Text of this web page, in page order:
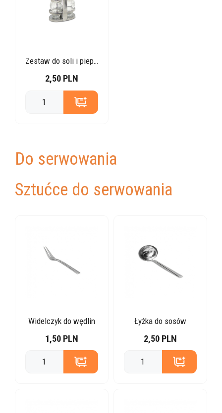
Zestaw do soli i pieprzu
2,50 PLN
Do serwowania
Sztućce do serwowania
Widelczyk do wędlin
1,50 PLN
Łyżka do sosów
2,50 PLN